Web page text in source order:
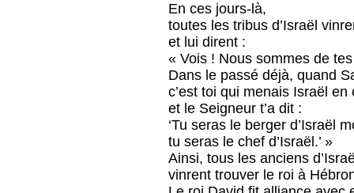
En ces jours-là,
toutes les tribus d’Israël
et lui dirent :
« Vois ! Nous sommes de
Dans le passé déjà, quand
c’est toi qui menais Israël
et le Seigneur t’a dit :
‘Tu seras le berger d’Israël
tu seras le chef d’Israël.’ »
Ainsi, tous les anciens
vinrent trouver le roi à